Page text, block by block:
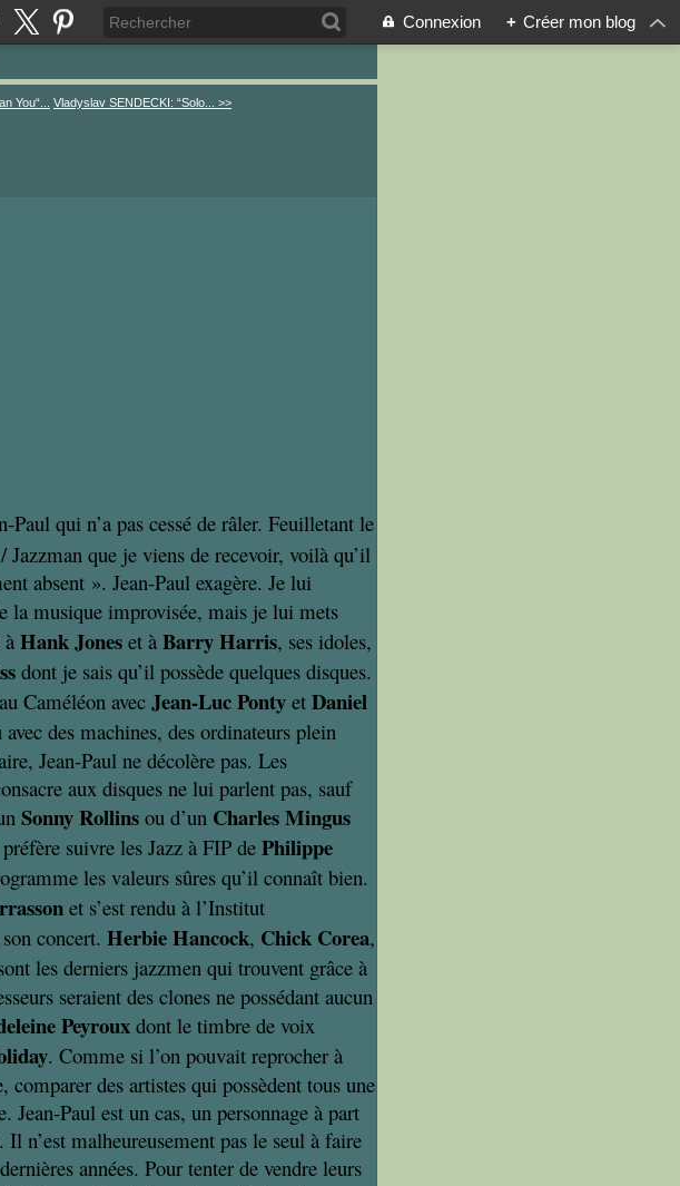
Connexion + Créer mon blog
You“... Vladyslav SENDECKI: “Solo... >>
Paul qui n’a pas cessé de râler. Feuilletant le
que je viens de recevoir, voilà qu’il
absent ». Jean-Paul exagère. Je lui
la musique improvisée, mais je lui mets
à Hank Jones et à Barry Harris, ses idoles,
dont je sais qu’il possède quelques disques.
Caméléon avec Jean-Luc Ponty et Daniel
des machines, des ordinateurs plein
Jean-Paul ne décolère pas. Les
aux disques ne lui parlent pas, sauf
Sonny Rollins ou d’un Charles Mingus
suivre les Jazz à FIP de Philippe
les valeurs sûres qu’il connaît bien.
et s’est rendu à l’Institut
concert. Herbie Hancock, Chick Corea,
les derniers jazzmen qui trouvent grâce à
seraient des clones ne possédant aucun
Peyrouxdont le timbre de voix
. Comme si l’on pouvait reprocher à
comparer des artistes qui possèdent tous une
Jean-Paul est un cas, un personnage à part
n’est malheureusement pas le seul à faire
années. Pour tenter de vendre leurs